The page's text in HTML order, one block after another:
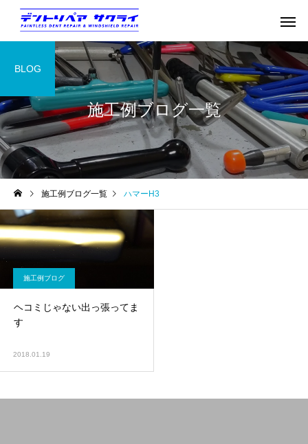
施工例ブログ一覧
BLOG
施工例ブログ一覧 ハマーH3
施工例ブログ
ヘコミじゃない出っ張ってま
す
2018.01.19